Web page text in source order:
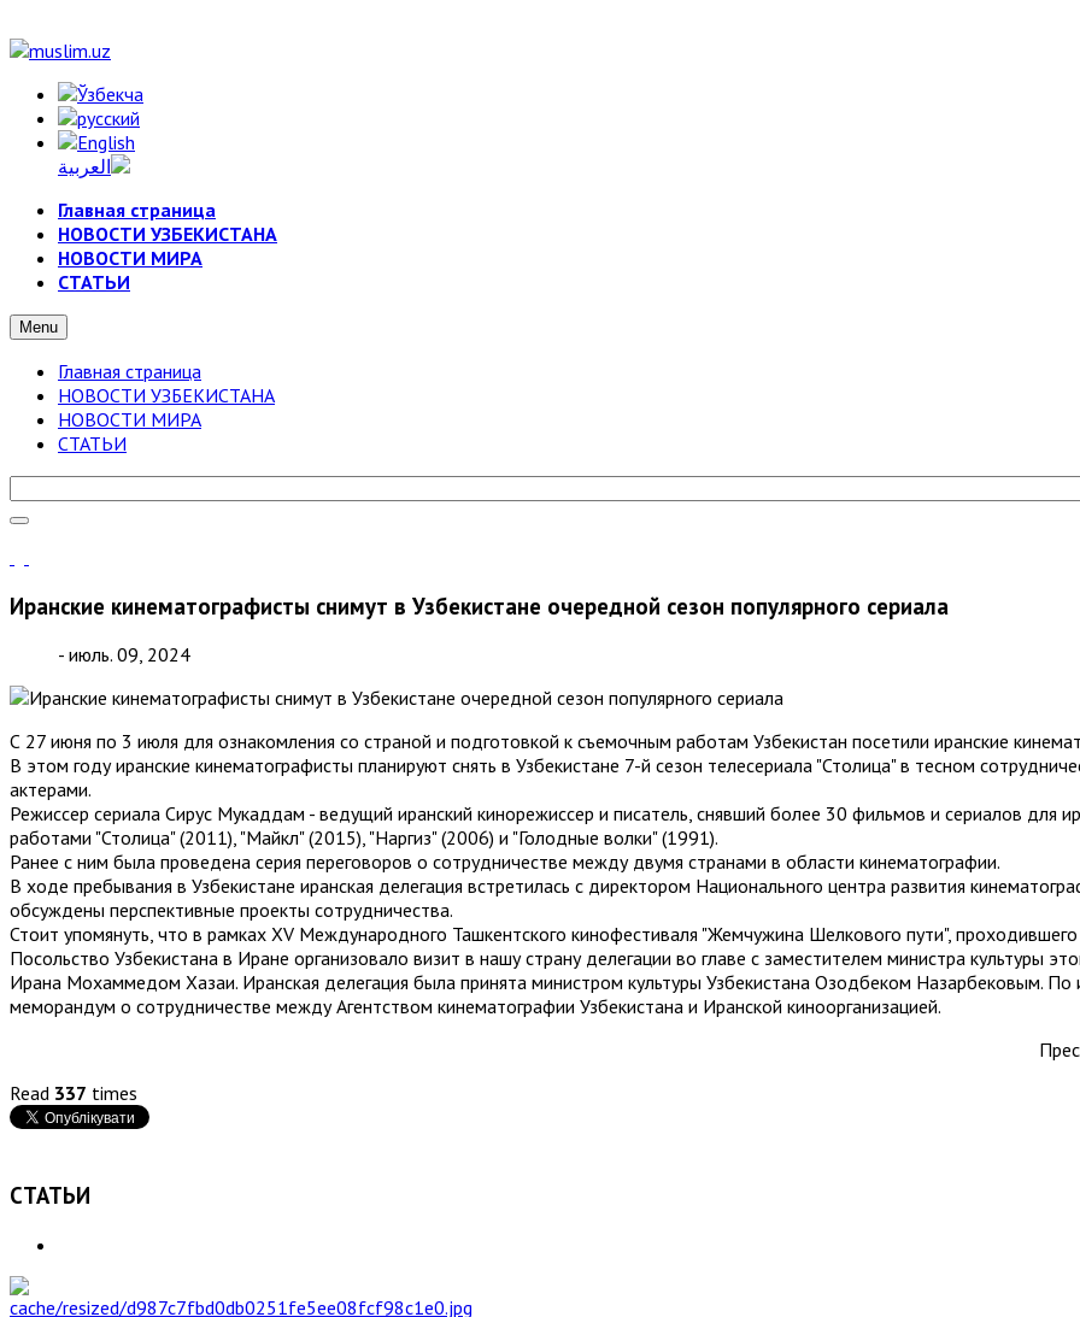
Главная страница
НОВОСТИ УЗБЕКИСТАНА
НОВОСТИ МИРА
СТАТЬИ
Menu
Главная страница
НОВОСТИ УЗБЕКИСТАНА
НОВОСТИ МИРА
СТАТЬИ
Иранские кинематографисты снимут в Узбекистане очередной сезон популярного сериала
- июль. 09, 2024
С 27 июня по 3 июля для ознакомления со страной и подготовкой к съемочным работам Узбекистан посетили иранские
В этом году иранские кинематографисты планируют снять в Узбекистане 7-й сезон телесериала "Столица" в тесном
актерами.
Режиссер сериала Сирус Мукаддам - ведущий иранский кинорежиссер и писатель, снявший более 30 фильмов и сериалов для
работами "Столица" (2011), "Майкл" (2015), "Наргиз" (2006) и "Голодные волки" (1991).
Ранее с ним была проведена серия переговоров о сотрудничестве между двумя странами в области кинематографии.
В ходе пребывания в Узбекистане иранская делегация встретилась с директором Национального центра развития
обсуждены перспективные проекты сотрудничества.
Стоит упомянуть, что в рамках XV Международного Ташкентского кинофестиваля "Жемчужина Шелкового пути",
Посольство Узбекистана в Иране организовало визит в нашу страну делегации во главе с заместителем министра культуры
Ирана Мохаммедом Хазаи. Иранская делегация была принята министром культуры Узбекистана Озодбеком Назарбековым. По
меморандум о сотрудничестве между Агентством кинематографии Узбекистана и Иранской киноорганизацией.
Read 337 times
СТАТЬИ